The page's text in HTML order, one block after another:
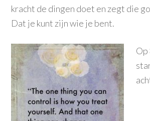
kracht de dingen doet en zegt die
Dat je kunt zijn wie je bent.
Op